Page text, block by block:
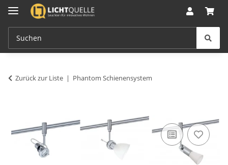
Zurück zur Liste Phantom Schienensystem